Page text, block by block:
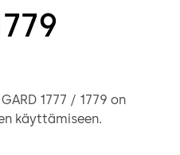
1777 / 1779 on
käyttämiseen.